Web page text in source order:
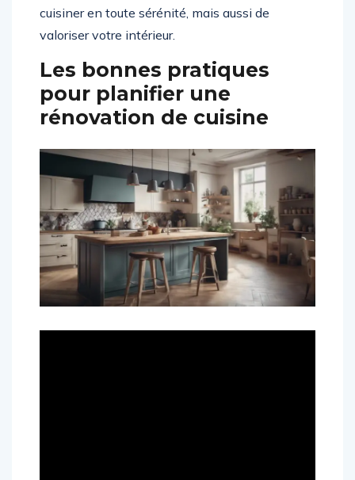
cuisiner en toute sérénité, mais aussi de
valoriser votre intérieur.
Les bonnes pratiques
pour planifier une
rénovation de cuisine